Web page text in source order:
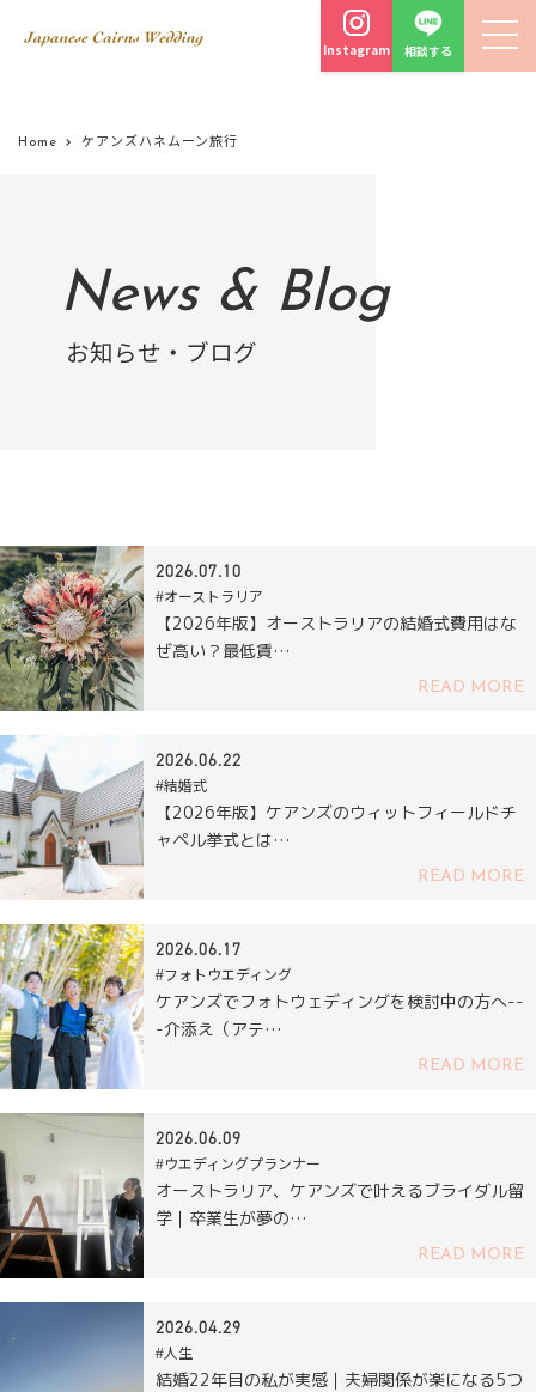
Instagram 相談する
Home ケアンズハネムーン旅行
News & Blog
お知らせ・ブログ
2026.07.10
#オーストラリア
【2026年版】オーストラリアの結婚式費用はな
ぜ高い？最低賃…
READ MORE
2026.06.22
#結婚式
【2026年版】ケアンズのウィットフィールドチ
ャペル挙式とは…
READ MORE
2026.06.17
#フォトウエディング
ケアンズでフォトウェディングを検討中の方へ--
-介添え（アテ…
READ MORE
2026.06.09
#ウエディングプランナー
オーストラリア、ケアンズで叶えるブライダル留
学｜卒業生が夢の…
READ MORE
2026.04.29
#人生
結婚22年目の私が実感｜夫婦関係が楽になる5つ